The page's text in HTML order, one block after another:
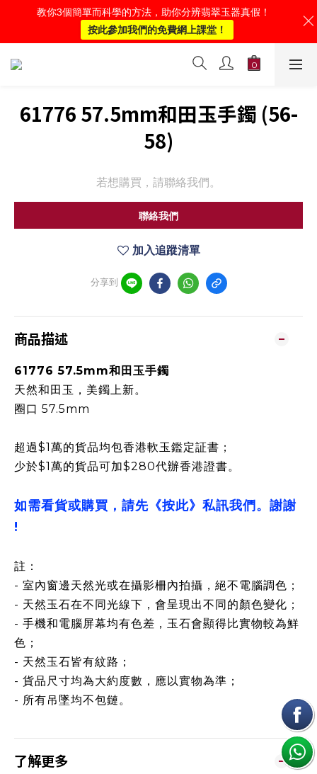
61776 57.5mm和田玉手鐲 (56-
58)
若想購買，請聯絡我們。
聯絡我們
加入追蹤清單
分享到
商品描述
61776 57.5mm和田玉手鐲
天然和田玉，美鐲上新。
圈口 57.5mm
超過$1萬的貨品均包香港軟玉鑑定証書；
少於$1萬的貨品可加$280代辦香港證書。
如需看貨或購買，請先《按此》私訊我們。謝謝
!
註：
- 室內窗邊天然光或在攝影柵內拍攝，絕不電腦調色；
- 天然玉石在不同光線下，會呈現出不同的顏色變化；
- 手機和電腦屏幕均有色差，玉石會顯得比實物較為鮮
色；
- 天然玉石皆有紋路；
- 貨品尺寸均為大約度數，應以實物為準；
- 所有吊墜均不包鏈。
了解更多
教你3個簡單而科學的方法，助你分辨翡翠玉器真假！
按此參加我們的免費網上課堂！